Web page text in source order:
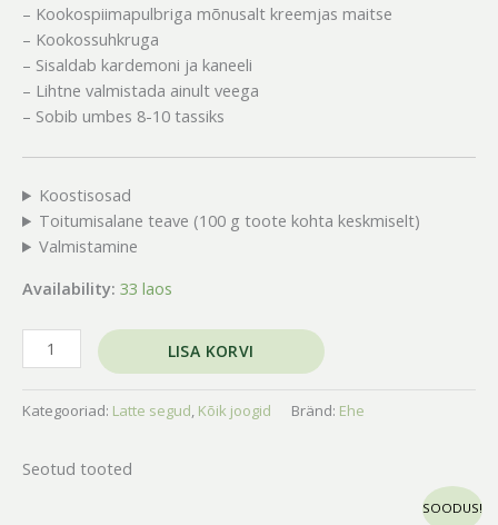
– Kookospiimapulbriga mõnusalt kreemjas maitse
– Kookossuhkruga
– Sisaldab kardemoni ja kaneeli
– Lihtne valmistada ainult veega
– Sobib umbes 8-10 tassiks
Koostisosad
Toitumisalane teave (100 g toote kohta keskmiselt)
Valmistamine
Availability: 33 laos
LISA KORVI
Kategooriad: Latte segud, Kõik joogid Bränd: Ehe
Seotud tooted
SOODUS!